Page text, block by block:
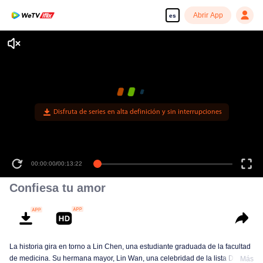
es Abrir App
Disfruta de series en alta definición y sin interrupciones
00:00:00/00:13:22
Confiesa tu amor
La historia gira en torno a Lin Chen, una estudiante graduada de la facultad
de medicina. Su hermana mayor, Lin Wan, una celebridad de la lista D, cae
Más